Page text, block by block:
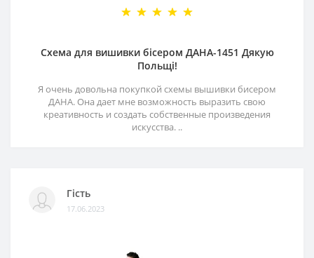
Схема для вишивки бісером ДАНА-1451 Дякую
Польщі!
Я очень довольна покупкой схемы вышивки бисером
ДАНА. Она дает мне возможность выразить свою
креативность и создать собственные произведения
искусства. ..
Гість
17.06.2023